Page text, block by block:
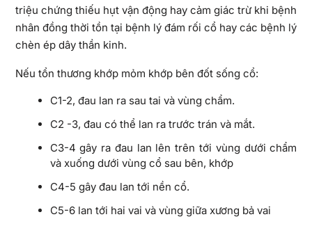
triệu chứng thiếu hụt vận động hay cảm giác trừ khi bệnh
nhân đồng thời tồn tại bệnh lý đám rối cổ hay các bệnh lý
chèn ép dây thần kinh.
Nếu tổn thương khớp mỏm khớp bên đốt sống cổ:
C1-2, đau lan ra sau tai và vùng chẩm.
C2 -3, đau có thể lan ra trước trán và mắt.
C3-4 gây ra đau lan lên trên tới vùng dưới chẩm
và xuống dưới vùng cổ sau bên, khớp
C4-5 gây đau lan tới nền cổ.
C5-6 lan tới hai vai và vùng giữa xương bả vai